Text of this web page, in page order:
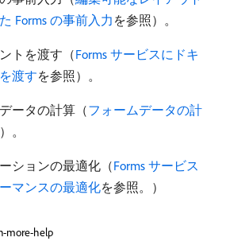
Forms の事前入力 を参照）。
トを渡す（Forms サービスにドキ
渡すを参照）。
ータの計算（フォームデータの計
。
ションの最適化（Forms サービス
マンスの最適化を参照。）
more-help